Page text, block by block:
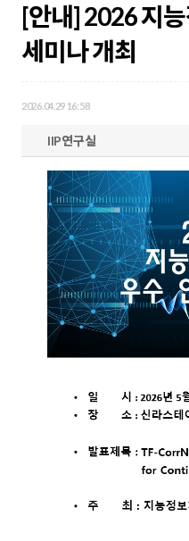
[안내] 2026 지
세미나 개최
2026.04.29 16:58
IIP연구실